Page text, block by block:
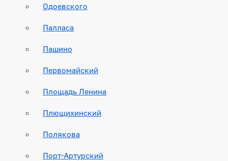
Одоевского
Палласа
Пашино
Первомайский
Площадь Ленина
Плющихинский
Полякова
Порт-Артурский